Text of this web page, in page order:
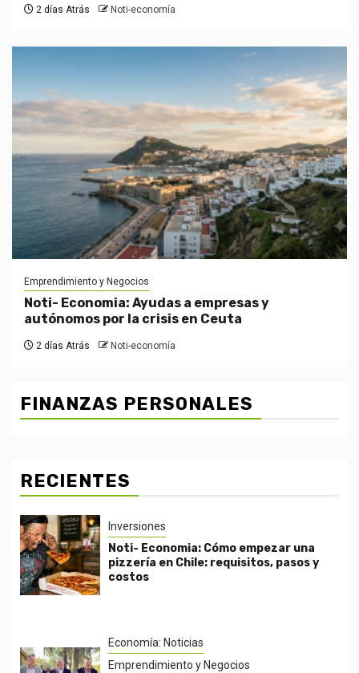
2 días Atrás Noti-economía
Emprendimiento y Negocios
Noti- Economia: Ayudas a empresas y
autónomos por la crisis en Ceuta
2 días Atrás Noti-economía
FINANZAS PERSONALES
RECIENTES
Inversiones
Noti- Economia: Cómo empezar una
pizzería en Chile: requisitos, pasos y
costos
Economía: Noticias
Emprendimiento y Negocios